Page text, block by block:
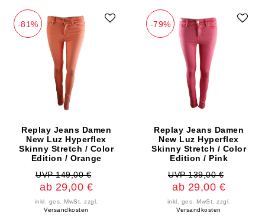
-81%
Replay Jeans Damen
New Luz Hyperflex
Skinny Stretch / Color
Edition / Orange
UVP 149,00 €
ab 29,00 €
inkl. ges. MwSt.
zzgl.
Versandkosten
-79%
Replay Jeans Damen
New Luz Hyperflex
Skinny Stretch / Color
Edition / Pink
UVP 139,00 €
ab 29,00 €
inkl. ges. MwSt.
zzgl.
Versandkosten